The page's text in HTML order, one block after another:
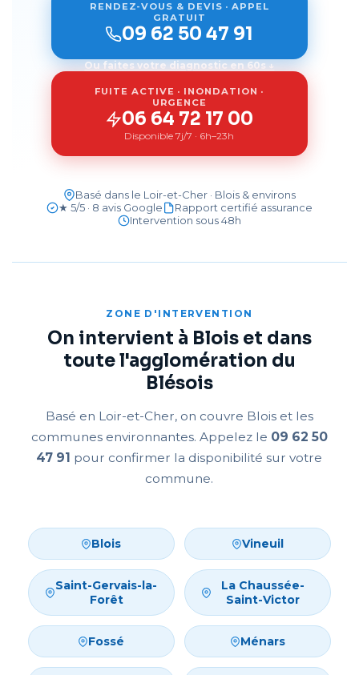
RENDEZ-VOUS & DEVIS · APPEL
GRATUIT
09 62 50 47 91
Ou faites votre diagnostic en 60s ↓
FUITE ACTIVE · INONDATION ·
URGENCE
06 64 72 17 00
Disponible 7j/7 · 6h–23h
Basé dans le Loir-et-Cher · Blois & environs
★ 5/5 · 8 avis Google
Rapport certifié assurance
Intervention sous 48h
ZONE D'INTERVENTION
On intervient à Blois et dans
toute l'agglomération du
Blésois
Basé en Loir-et-Cher, on couvre Blois et les
communes environnantes. Appelez le 09 62 50
47 91 pour confirmer la disponibilité sur votre
commune.
Blois Vineuil
Saint-Gervais-la-
Forêt
La Chaussée-
Saint-Victor
Fossé Ménars